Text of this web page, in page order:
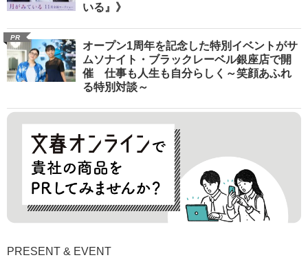
いる』》
PR
オープン1周年を記念した特別イベントがサ
ムソナイト・ブラックレーベル銀座店で開
催 仕事も人生も自分らしく～笑顔あふれ
る特別対談～
PRESENT & EVENT